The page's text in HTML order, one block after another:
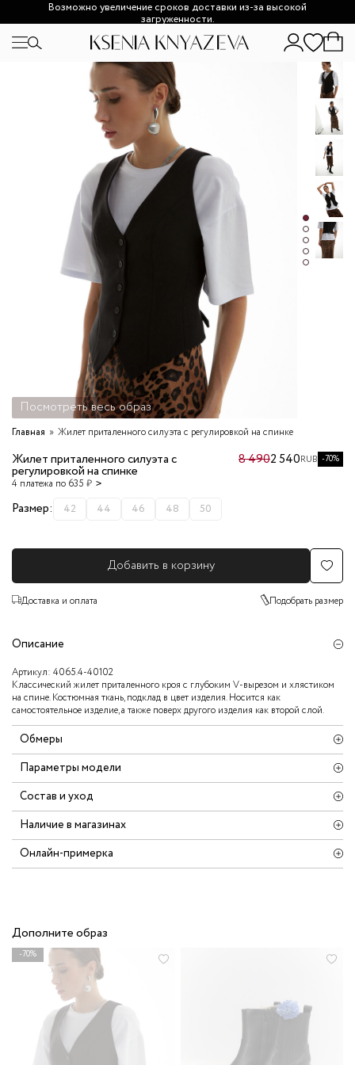
Возможно увеличение сроков доставки из-за высокой
загруженности.
Посмотреть весь образ
Главная Жилет приталенного силуэта с регулировкой на спинке
Жилет приталенного силуэта с
регулировкой на спинке
4 платежа по 635 ₽
8 4902 540RUB -70%
Размер: 42 44 46 48 50
Добавить в корзину
Доставка и оплата Подобрать размер
Описание
Артикул: 4065.4-40102
Классический жилет приталенного кроя с глубоким V-вырезом и хлястиком
на спине. Костюмная ткань, подклад в цвет изделия. Носится как
самостоятельное изделие, а также поверх другого изделия как второй слой.
Обмеры
Параметры модели
Состав и уход
Наличие в магазинах
Онлайн-примерка
Дополните образ
-70%